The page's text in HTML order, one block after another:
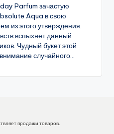
Parfum зачастую
Aqua в свою
из этого утверждения.
вспыхнет данный
Чудный букет этой
случайного...
продажи товаров.